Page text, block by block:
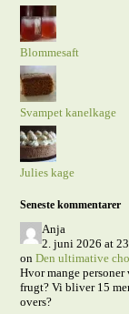
Blommesaft
Svampet kanelkage
Julies kage
Seneste kommentarer
Anja
2. juni 2026 at
onDen ultimative
Hvor mange
frugt? Vi bliver 15
overs?